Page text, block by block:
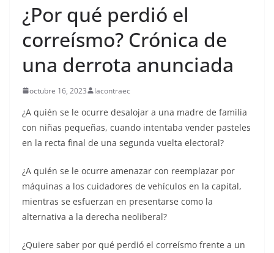
¿Por qué perdió el
correísmo? Crónica de
una derrota anunciada
octubre 16, 2023 lacontraec
¿A quién se le ocurre desalojar a una madre de familia
con niñas pequeñas, cuando intentaba vender pasteles
en la recta final de una segunda vuelta electoral?
¿A quién se le ocurre amenazar con reemplazar por
máquinas a los cuidadores de vehículos en la capital,
mientras se esfuerzan en presentarse como la
alternativa a la derecha neoliberal?
¿Quiere saber por qué perdió el correísmo frente a un